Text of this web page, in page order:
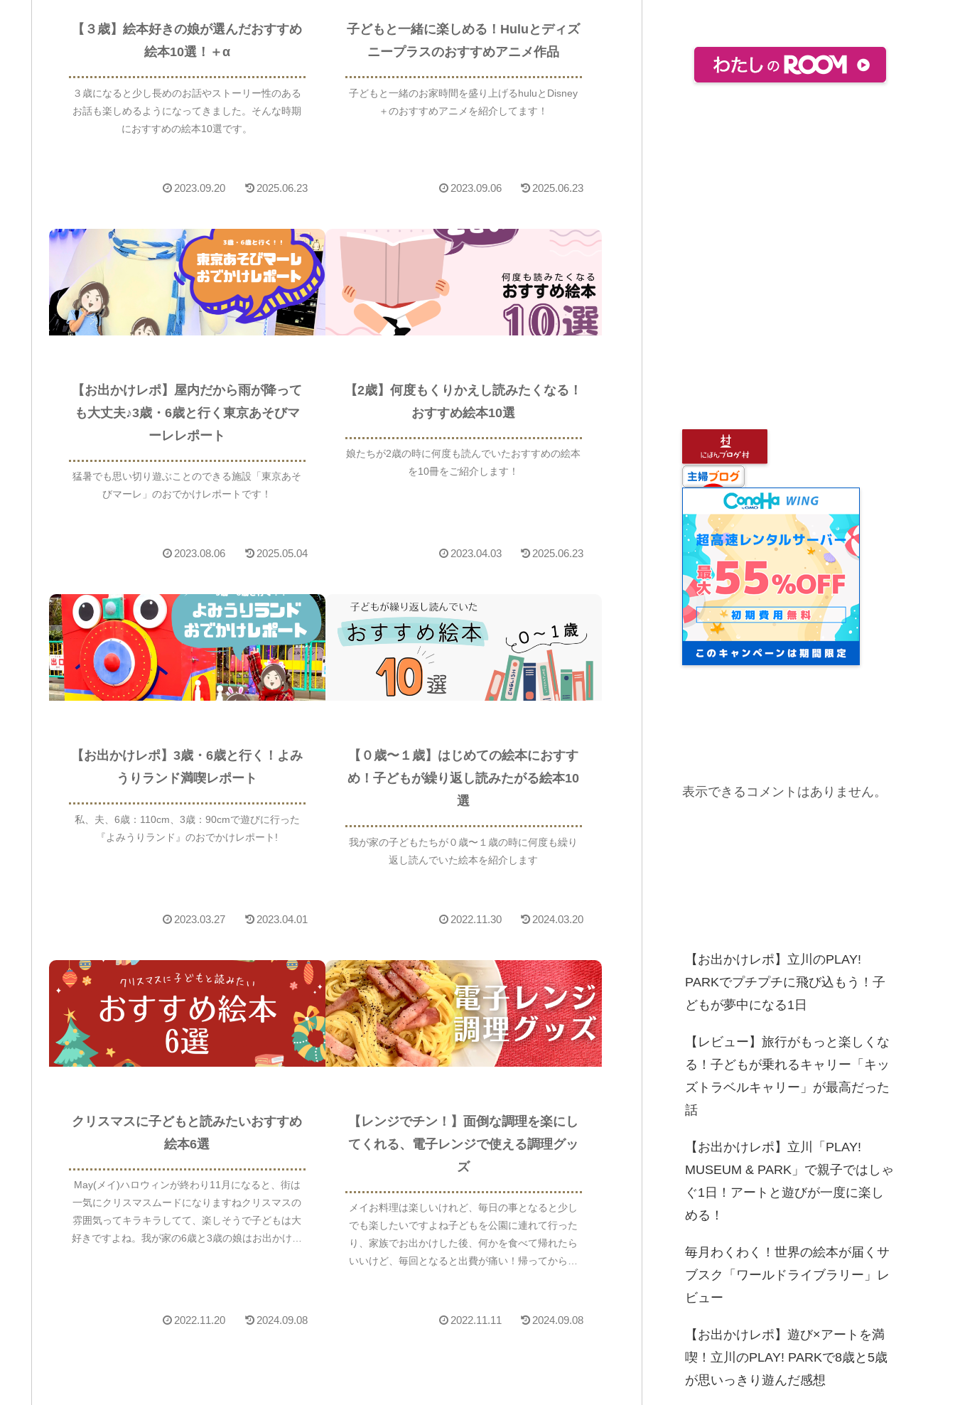
【３歳】絵本好きの娘が選んだおすすめ
絵本10選！＋α
３歳になると少し長めのお話やストーリー性のある
お話も楽しめるようになってきました。そんな時期
におすすめの絵本10選です。
2023.09.20 2025.06.23
子どもと一緒に楽しめる！Huluとディズ
ニープラスのおすすめアニメ作品
子どもと一緒のお家時間を盛り上げるhuluとDisney
＋のおすすめアニメを紹介してます！
2023.09.06 2025.06.23
【お出かけレポ】屋内だから雨が降って
も大丈夫♪3歳・6歳と行く東京あそびマ
ーレレポート
猛暑でも思い切り遊ぶことのできる施設「東京あそ
びマーレ」のおでかけレポートです！
2023.08.06 2025.05.04
【2歳】何度もくりかえし読みたくなる！
おすすめ絵本10選
娘たちが2歳の時に何度も読んでいたおすすめの絵本
を10冊をご紹介します！
2023.04.03 2025.06.23
【お出かけレポ】3歳・6歳と行く！よみ
うりランド満喫レポート
私、夫、6歳：110cm、3歳：90cmで遊びに行った
『よみうりランド』のおでかけレポート!
2023.03.27 2023.04.01
【０歳〜１歳】はじめての絵本におすす
め！子どもが繰り返し読みたがる絵本10
選
我が家の子どもたちが０歳〜１歳の時に何度も繰り
返し読んでいた絵本を紹介します
2022.11.30 2024.03.20
クリスマスに子どもと読みたいおすすめ
絵本6選
May(メイ)ハロウィンが終わり11月になると、街は
一気にクリスマスムードになりますねクリスマスの
雰囲気ってキラキラしてて、楽しそうで子どもは大
好きですよね。我が家の6歳と3歳の娘はお出かけを
2022.11.20 2024.09.08
【レンジでチン！】面倒な調理を楽にし
てくれる、電子レンジで使える調理グッ
ズ
メイお料理は楽しいけれど、毎日の事となると少し
でも楽したいですよね子どもを公園に連れて行った
り、家族でお出かけした後、何かを食べて帰れたら
いいけど、毎回となると出費が痛い！帰ってからが
2022.11.11 2024.09.08
表示できるコメントはありません。
【お出かけレポ】立川のPLAY!
PARKでプチプチに飛び込もう！子
どもが夢中になる1日
【レビュー】旅行がもっと楽しくな
る！子どもが乗れるキャリー「キッ
ズトラベルキャリー」が最高だった
話
【お出かけレポ】立川「PLAY!
MUSEUM & PARK」で親子ではしゃ
ぐ1日！アートと遊びが一度に楽し
める！
毎月わくわく！世界の絵本が届くサ
ブスク「ワールドライブラリー」レ
ビュー
【お出かけレポ】遊び×アートを満
喫！立川のPLAY! PARKで8歳と5歳
が思いっきり遊んだ感想